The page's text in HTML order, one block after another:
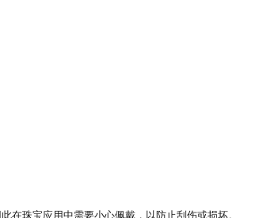
在珠宝应用中需要小心佩戴，以防止刮伤或损坏。